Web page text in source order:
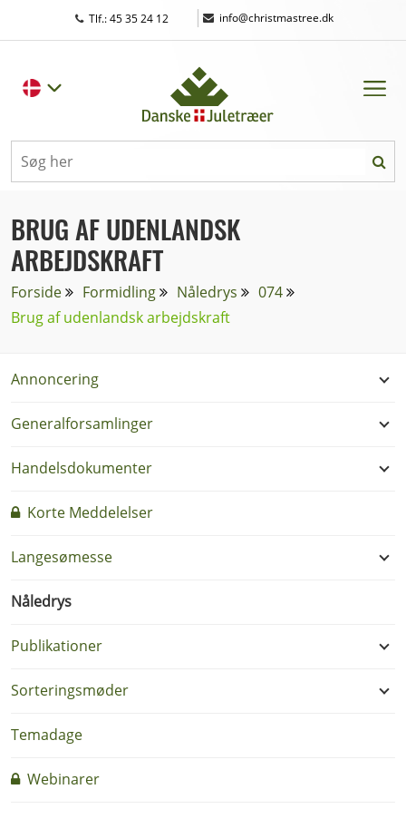
Tlf.: 45 35 24 12 | info@christmastree.dk
BRUG AF UDENLANDSK
ARBEJDSKRAFT
Forside Formidling Nåledrys
074
Brug af udenlandsk arbejdskraft
Annoncering
Generalforsamlinger
Handelsdokumenter
Korte Meddelelser
Langesømesse
Nåledrys
Publikationer
Sorteringsmøder
Temadage
Webinarer